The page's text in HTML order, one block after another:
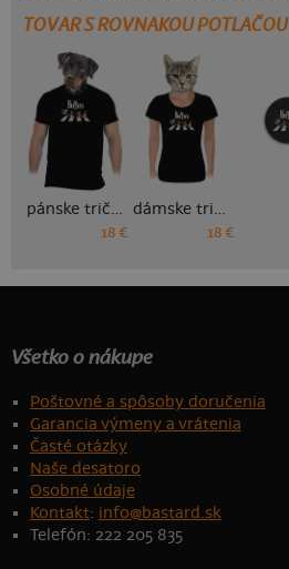
TOVAR S ROVNAKOU POTLAČOU
pánske tričko
18 €
dámske tričko
18 €
Všetko o nákupe
Poštovné a spôsoby doručenia
Garancia výmeny a vrátenia
Časté otázky
Naše desatoro
Osobné údaje
Kontakt: info@bastard.sk
Telefón: 222 205 835